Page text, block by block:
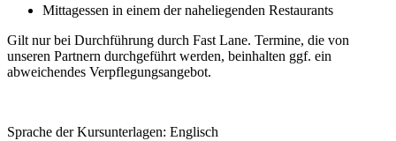
Mittagessen in einem der naheliegenden Restaurants
Gilt nur bei Durchführung durch Fast Lane. Termine, die von
unseren Partnern durchgeführt werden, beinhalten ggf. ein
abweichendes Verpflegungsangebot.
Sprache der Kursunterlagen: Englisch